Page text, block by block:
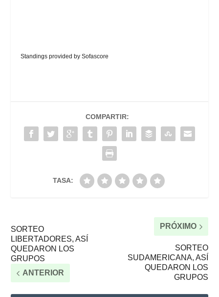
Standings provided bySofascore
COMPARTIR:
TASA:
SORTEO
LIBERTADORES, ASÍ
QUEDARON LOS
GRUPOS
ANTERIOR
PRÓXIMO
SORTEO
SUDAMERICANA, ASÍ
QUEDARON LOS
GRUPOS